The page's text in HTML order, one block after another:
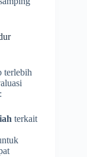
terlebih
terkait